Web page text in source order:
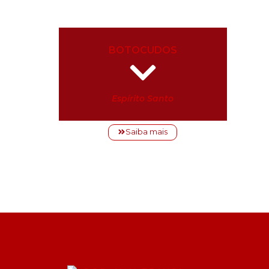
BOTOCUDOS
Espírito Santo
Saiba mais